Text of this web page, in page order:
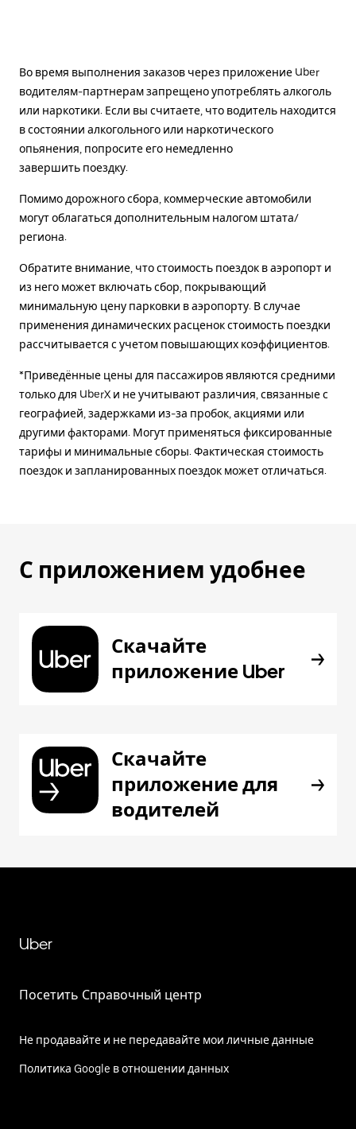
Во время выполнения заказов через приложение Uber
водителям-партнерам запрещено употреблять алкоголь
или наркотики. Если вы считаете, что водитель находится
в состоянии алкогольного или наркотического
опьянения, попросите его немедленно
завершить поездку.
Помимо дорожного сбора, коммерческие автомобили
могут облагаться дополнительным налогом штата/
региона.
Обратите внимание, что стоимость поездок в аэропорт и
из него может включать сбор, покрывающий
минимальную цену парковки в аэропорту. В случае
применения динамических расценок стоимость поездки
рассчитывается с учетом повышающих коэффициентов.
*Приведённые цены для пассажиров являются средними
только для UberX и не учитывают различия, связанные с
географией, задержками из-за пробок, акциями или
другими факторами. Могут применяться фиксированные
тарифы и минимальные сборы. Фактическая стоимость
поездок и запланированных поездок может отличаться.
С приложением удобнее
Скачайте
приложение Uber
Скачайте
приложение для
водителей
Uber
Посетить Справочный центр
Не продавайте и не передавайте мои личные данные
Политика Google в отношении данных